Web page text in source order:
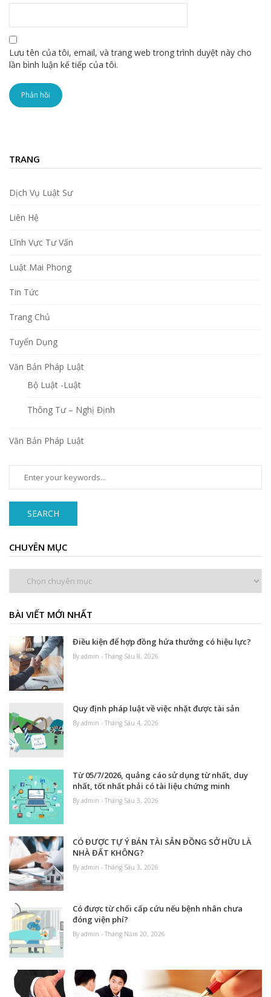
Lưu tên của tôi, email, và trang web trong trình duyệt này cho
lần bình luận kế tiếp của tôi.
TRANG
Dịch Vụ Luật Sư
Liên Hệ
Lĩnh Vực Tư Vấn
Luật Mai Phong
Tin Tức
Trang Chủ
Tuyển Dụng
Văn Bản Pháp Luật
Bộ Luật -Luật
Thông Tư – Nghị Định
Văn Bản Pháp Luật
SEARCH
CHUYÊN MỤC
BÀI VIẾT MỚI NHẤT
Điều kiện để hợp đồng hứa thưởng có hiệu lực?
By admin - Tháng Sáu 8, 2026
Quy định pháp luật về việc nhặt được tài sản
By admin - Tháng Sáu 4, 2026
Từ 05/7/2026, quảng cáo sử dụng từ nhất, duy
nhất, tốt nhất phải có tài liệu chứng minh
By admin - Tháng Sáu 3, 2026
CÓ ĐƯỢC TỰ Ý BÁN TÀI SẢN ĐỒNG SỞ HỮU LÀ
NHÀ ĐẤT KHÔNG?
By admin - Tháng Sáu 3, 2026
Có được từ chối cấp cứu nếu bệnh nhân chưa
đóng viện phí?
By admin - Tháng Năm 20, 2026